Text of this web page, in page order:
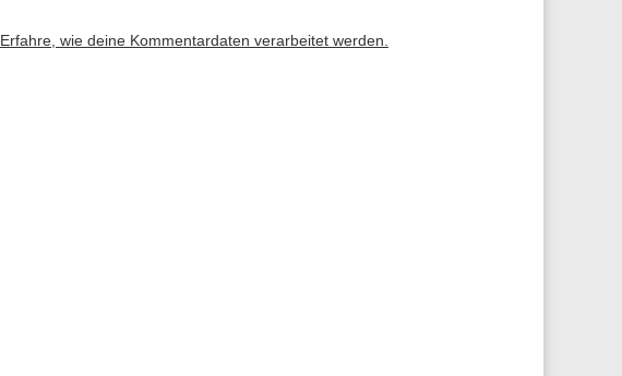
Erfahre, wie deine Kommentardaten verarbeitet werden.